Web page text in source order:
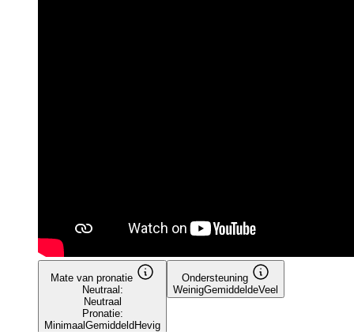
Mate van pronatie
Neutraal:
Neutraal
Pronatie:
MinimaalGemiddeldHevig
Ondersteuning
WeinigGemiddeldeVeel